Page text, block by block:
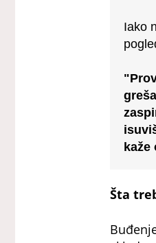
Iako
kaže
Šta